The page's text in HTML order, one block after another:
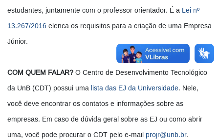
estudantes, juntamente com o professor orientador. É a Lei nº
13.267/2016 elenca os requisitos para a criação de uma Empresa
Júnior.
COM QUEM FALAR? O Centro de Desenvolvimento Tecnológico
da UnB (CDT) possui uma lista das EJ da Universidade. Nele,
você deve encontrar os contatos e informações sobre as
empresas. Em caso de dúvida geral sobre as EJ ou como abrir
uma, você pode procurar o CDT pelo e-mail projr@unb.br.